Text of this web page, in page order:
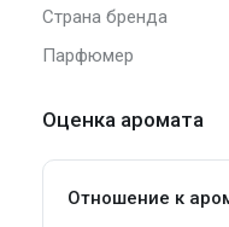
Страна бренда
Парфюмер
Оценка аромата
Отношение к